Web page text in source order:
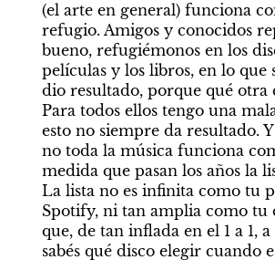
(el arte en general) funciona
refugio. Amigos y conocidos
bueno, refugiémonos en los
películas y los libros, en lo que
dio resultado, porque qué otra
Para todos ellos tengo una
esto no siempre da resultado.
no toda la música funciona
medida que pasan los años la
La lista no es infinita como tu
Spotify, ni tan amplia como tu
que, de tan inflada en el 1 a 1,
sabés qué disco elegir cuando